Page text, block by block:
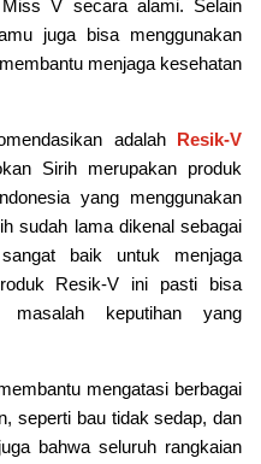
V secara alami. Selain
juga bisa menggunakan
menjaga kesehatan
adalah Resik-V
Sirih merupakan produk
yang menggunakan
sudah lama dikenal sebagai
baik untuk menjaga
Resik-V ini pasti bisa
masalah keputihan yang
mengatasi berbagai
seperti bau tidak sedap, dan
bahwa seluruh rangkaian